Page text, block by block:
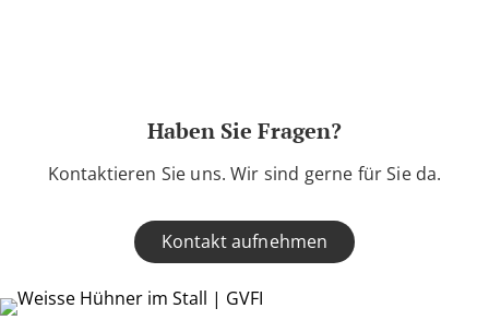
Haben Sie Fragen?
Kontaktieren Sie uns. Wir sind gerne für Sie da.
Kontakt aufnehmen